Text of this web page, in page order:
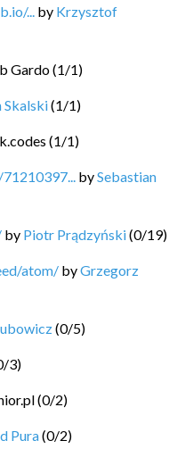
... by Krzysztof
Gardo(1/1)
Skalski(1/1)
(1/1)
bySebastian
by Piotr Prądzyński(0/19)
atom/ byGrzegorz
(0/5)
/3)
(0/2)
Pura(0/2)